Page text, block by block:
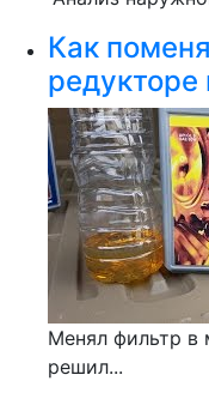
Как
редукторе
Менял фильтр в
решил...